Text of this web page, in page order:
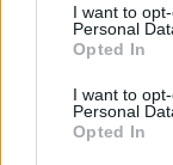
I want to
Personal
Opted In
I want to
Personal
Opted In
READ MORE